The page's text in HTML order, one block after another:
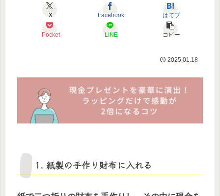
X Facebook はてブ
Pocket LINE コピー
2025.01.18
1. 紙製の手作り財布に入れる